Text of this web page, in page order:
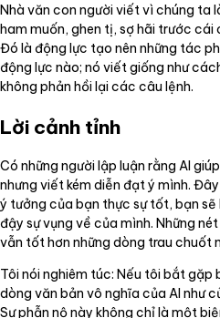
Nhà văn con người viết vì chúng ta
ham muốn, ghen tị, sợ hãi trước
Đó là động lực tạo nên những tác
động lực nào; nó viết giống như
không phản hồi lại các câu lệnh.
Lời cảnh tỉnh
Có những người lập luận rằng AI
nhưng viết kém diễn đạt ý mình.
ý tưởng của bạn thực sự tốt, bạn
đậy sự vụng về của mình. Những
vẫn tốt hơn những dòng trau chuốt
Tôi nói nghiêm túc: Nếu tôi bắt gặp
dòng văn bản vô nghĩa của AI như
Sự phẫn nộ này không chỉ là một